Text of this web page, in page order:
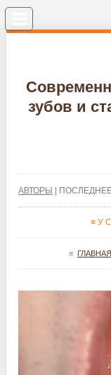
зубов и
АВТОРЫ |
≡ У
≡ ГЛАВНАЯ